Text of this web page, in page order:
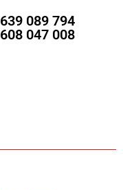
639 089 794
608 047 008